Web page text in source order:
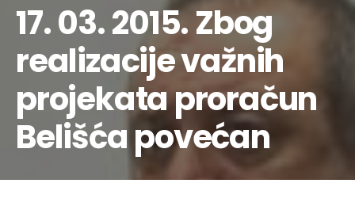
17. 03. 2015. Zbog
realizacije važnih
projekata proračun
Belišća povećan